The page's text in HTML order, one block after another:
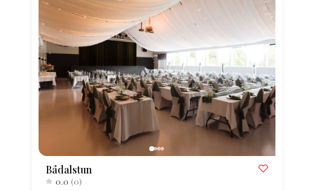
Bådalstun
0.0 (0)